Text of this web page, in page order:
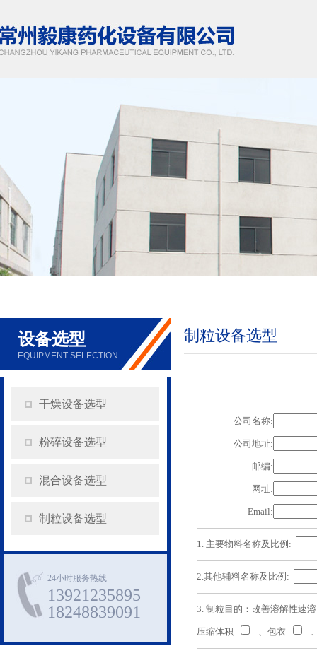
设备选型
EQUIPMENT SELECTION
干燥设备选型
粉碎设备选型
混合设备选型
制粒设备选型
24小时服务热线
13921235895
18248839091
制粒设备选型
公司名称:
公司地址:
邮编:
网址:
Email:
1. 主要物料名称及比例:
2.其他辅料名称及比例:
3. 制粒目的：改善溶解性速
压缩体积 、包衣